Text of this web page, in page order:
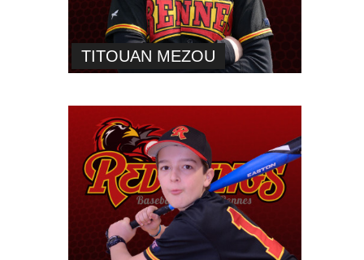
TITOUAN MEZOU